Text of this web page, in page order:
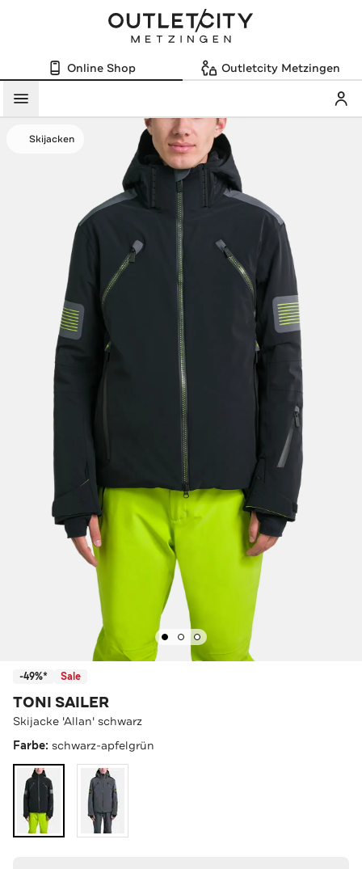
Online Shop Outletcity Metzingen
Menü
Skijacken
-49%* Sale
TONI SAILER
Skijacke 'Allan' schwarz
Farbe: schwarz-apfelgrün